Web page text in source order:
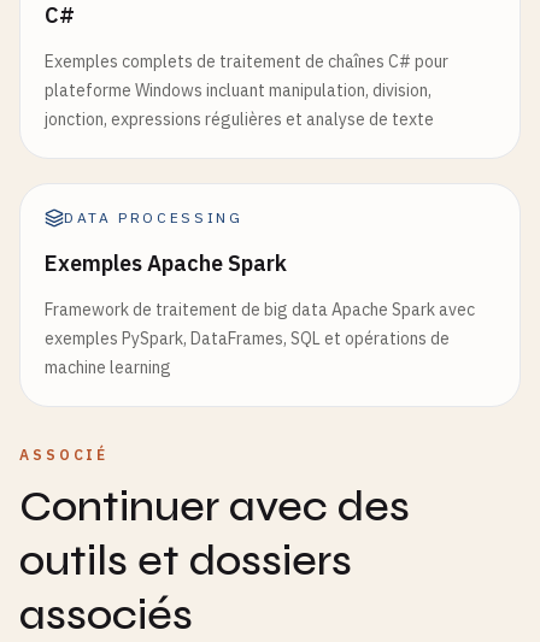
C#
Exemples complets de traitement de chaînes C# pour
plateforme Windows incluant manipulation, division,
jonction, expressions régulières et analyse de texte
DATA PROCESSING
Exemples Apache Spark
Framework de traitement de big data Apache Spark avec
exemples PySpark, DataFrames, SQL et opérations de
machine learning
ASSOCIÉ
Continuer avec des
outils et dossiers
associés